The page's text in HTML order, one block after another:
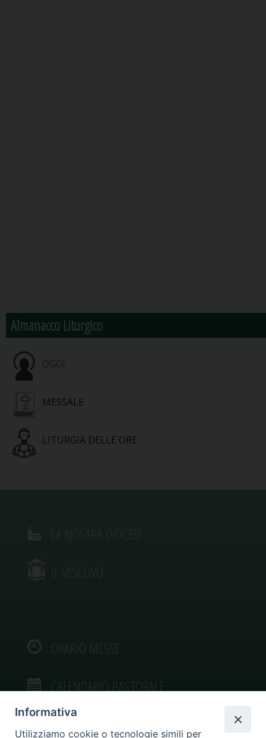
Almanacco Liturgico
OGGI:
MESSALE
LITURGIA DELLE ORE
IL VESCOVO
ORARIO MESSE
CALENDARIO PASTORALE
Informativa
Utilizziamo cookie o tecnologie simili per